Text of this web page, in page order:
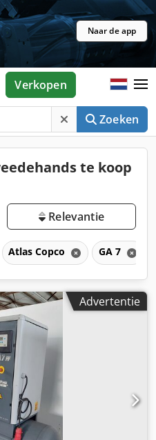
Naar de app
Zoeken
Verkopen
te koop
Relevantie
Atlas Copco GA 7
Advertentie